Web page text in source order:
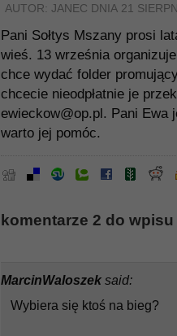
AUTOR: JANEC DNIA 21
Pani Sołtys Mszany prosi
wieś. 13 września
chce wydać folder
chcecie nieodpłatnie je
ewieckow@op.pl. Pani Ewa
warto jej pomóc.
komentarze 2 do
MarcinWaloszek said:
Wybiera się ktoś na bieg?